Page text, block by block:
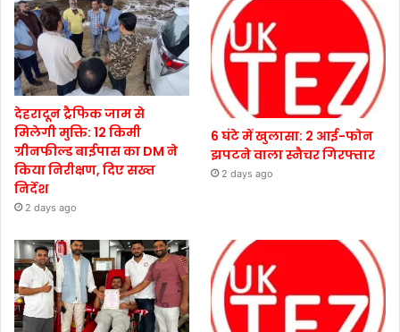
देहरादून ट्रैफिक जाम से
मिलेगी मुक्ति: 12 किमी
ग्रीनफील्ड बाईपास का DM ने
किया निरीक्षण, दिए सख्त
निर्देश
2 days ago
6 घंटे में खुलासा: 2 आई-फोन
झपटने वाला स्नैचर गिरफ्तार
2 days ago